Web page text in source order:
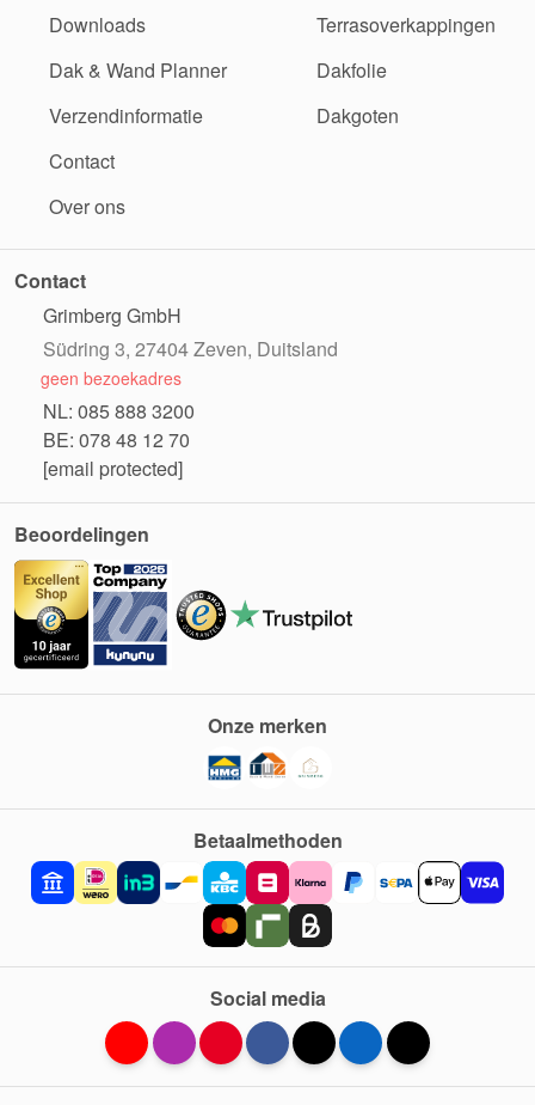
Downloads
Dak & Wand Planner
Verzendinformatie
Contact
Over ons
Terrasoverkappingen
Dakfolie
Dakgoten
Contact
Grimberg GmbH
Südring 3, 27404 Zeven, Duitsland
geen bezoekadres
NL: 085 888 3200
BE: 078 48 12 70
[email protected]
Beoordelingen
Betaalmethoden
Onze merken
Social media